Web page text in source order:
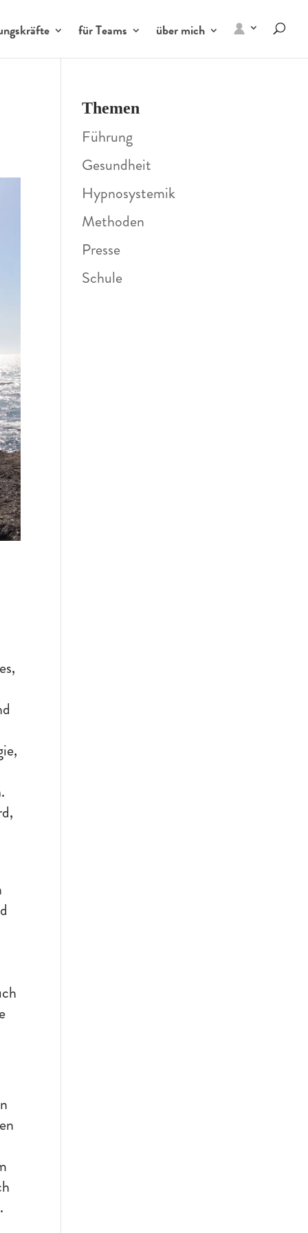
für Teams über mich
Themen
Führung
Gesundheit
Hypnosystemik
Methoden
Presse
Schule